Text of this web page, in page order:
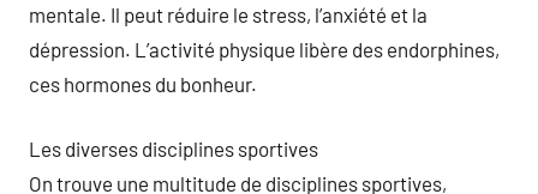
mentale. Il peut réduire le stress, l’anxiété et la
dépression. L’activité physique libère des endorphines,
ces hormones du bonheur.
Les diverses disciplines sportives
On trouve une multitude de disciplines sportives,